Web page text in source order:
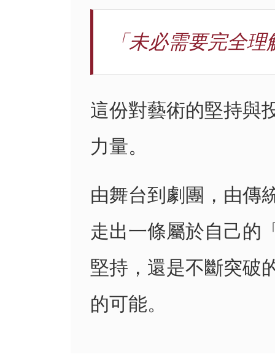
「未必需要完全
這份對藝術的堅持與
力量。
由舞台到劇團，由傳
走出一條屬於自己的
堅持，還是不斷突破
的可能。